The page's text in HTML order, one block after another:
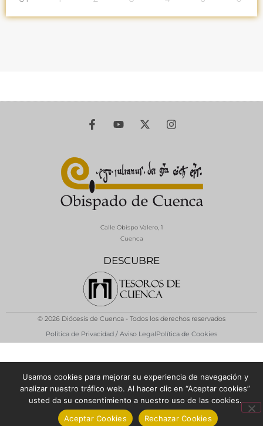
DESCUBRE
Calle Obispo Valero, 1
Cuenca
© 2026 Diócesis de Cuenca - Todos los derechos reservados
Política de Privacidad / Aviso LegalPolítica de Cookies
Usamos cookies para mejorar su experiencia de navegación y
analizar nuestro tráfico web. Al hacer clic en “Aceptar cookies”
usted da su consentimiento a nuestro uso de las cookies.
Aceptar Cookies
Rechazar Cookies